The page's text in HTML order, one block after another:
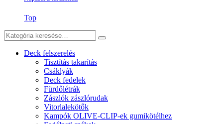
Top
Deck felszerelés
Tisztítás takarítás
Csáklyák
Deck fedelek
Fürdőlétrák
Zászlók zászlórudak
Vitorlalekötők
Kampók OLIVE-CLIP-ek gumikötélhez